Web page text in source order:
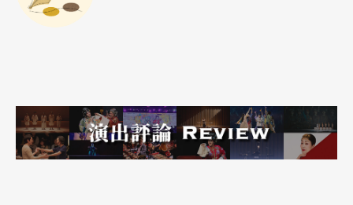
《落叶》Les Feuilles mortes，可说是首经典名
名电影所写的主题曲，虽有点「滥情」的倾向，却
巧妙地流露出一九五〇年代电影配乐多愁善感的特